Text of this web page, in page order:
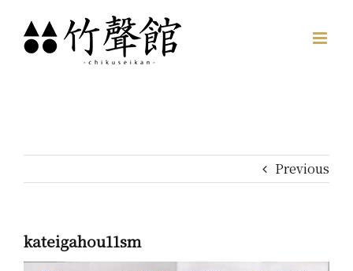
Previous
kateigahou11sm